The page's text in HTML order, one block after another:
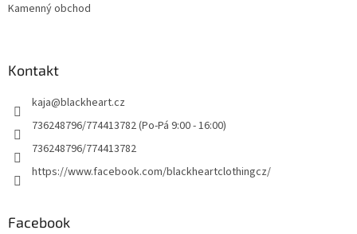
Kamenný obchod
Kontakt
kaja@blackheart.cz
736248796/774413782 (Po-Pá 9:00 - 16:00)
736248796/774413782
https://www.facebook.com/blackheartclothingcz/
Facebook